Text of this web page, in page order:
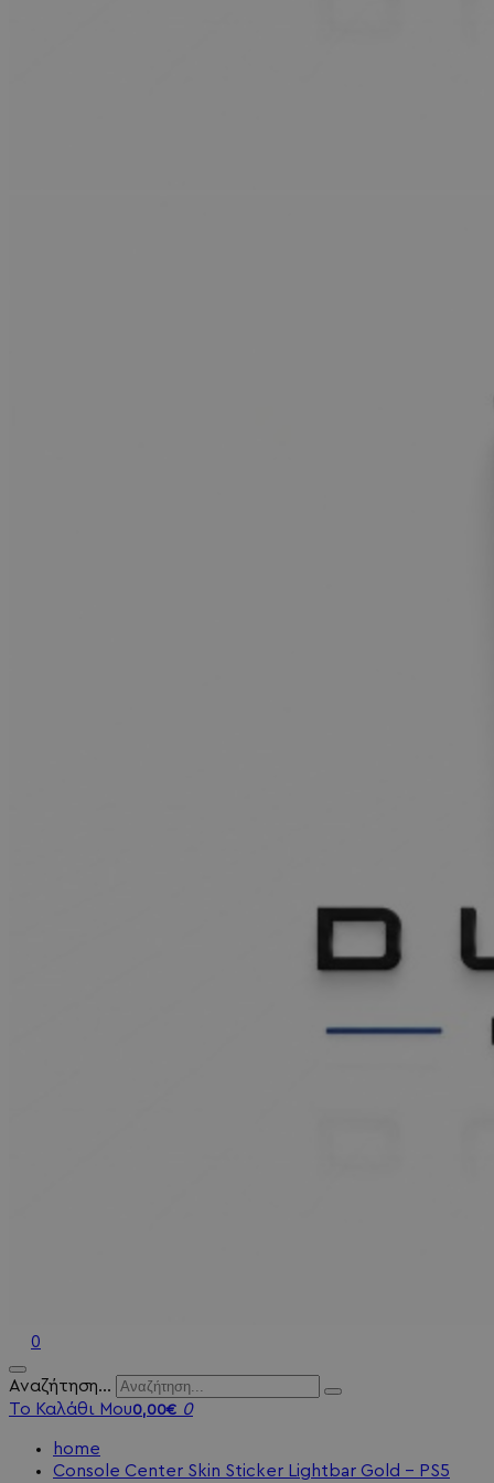
0
Αναζήτηση...
Το Καλάθι Μου0,00€ 0
home
Console Center Skin Sticker Lightbar Gold - PS5